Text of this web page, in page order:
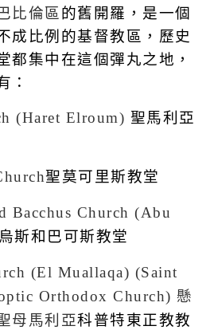
比倫區 的舊開羅，是一個
成比例的基督教區，歷史
都集中在這個彈丸之地，
：
(Haret Elroum) 聖馬利亞
聖莫可里斯教堂
Bacchus Church (Abu
斯和巴可斯教堂
(El Muallaqa) (Saint
Orthodox Church) 懸
母馬利亞科普特東正教教